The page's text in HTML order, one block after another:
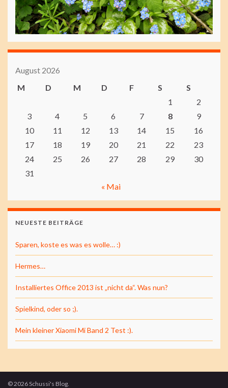
August 2026
M
D M D F S
S
1
2
3
4 5 6 7 8
9
10
11 12 13 14 15
16
17
18 19 20 21 22
23
24
25 26 27 28 29
30
31
« Mai
NEUESTE BEITRÄGE
Sparen, koste es was es wolle… :)
Hermes…
Installiertes Office 2013 ist „nicht da“. Was nun?
Spielkind, oder so ;).
Mein kleiner Xiaomi Mi Band 2 Test :).
© 2026 Schussi's Blog.